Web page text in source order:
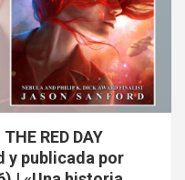
RED DAY
y publicada por